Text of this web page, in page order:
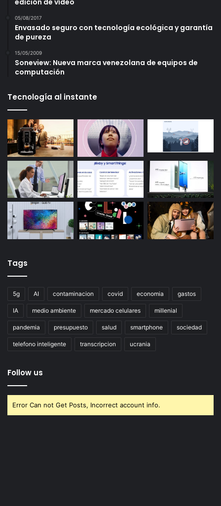
edición de vídeo
05/08/2017
Envasado seguro con tecnología ecológica y garantía
de pureza
15/05/2009
Soneview: Nueva marca venezolana de equipos de
computación
Tecnología al instante
Tags
5g AI contaminacion covid economia gastos
IA medio ambiente mercado celulares millenial
pandemia presupuesto salud smartphone sociedad
telefono inteligente transcripcion ucrania
Follow us
Error Can not Get Posts, Incorrect account info.